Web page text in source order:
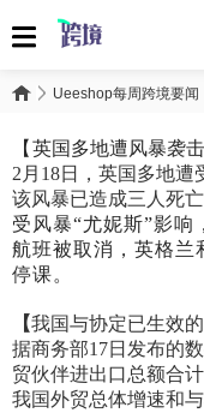
Ueeshop每周跨境要
【 英国多地遭风暴袭击
2月18日，英国多地遭
该风暴已造成三人死亡
受风暴“尤妮斯”影响
航班被取消，英格兰
停课。
【我国与协定已生效
据商务部17日发布的
贸伙伴进出口总额合
我国外贸总体增速和